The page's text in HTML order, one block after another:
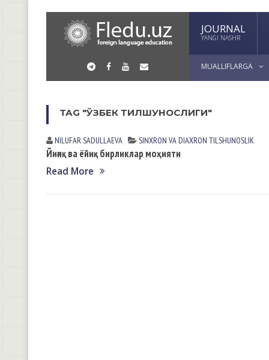
JOURNAL
YANGI NASHR
MUALLIFLARGA
TAG "ЎЗБЕК ТИЛШУНОСЛИГИ"
NILUFAR SАDULLАEVА SINXRON VА DIАXRON TILSHUNOSLIK
Йиғиқ ва ёйиқ бирликлар моҳияти
Read More